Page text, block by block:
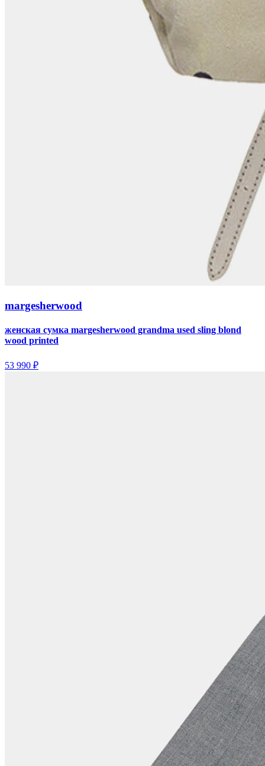
margesherwood
женская сумка margesherwood grandma used sling blond
wood printed
53 990 ₽